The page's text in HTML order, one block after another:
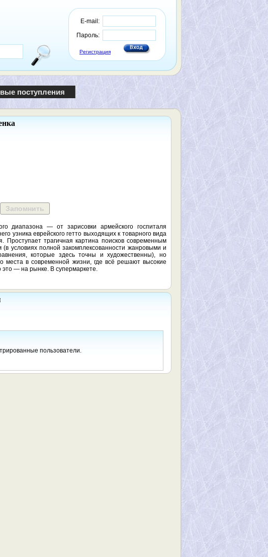
E-mail:
Пароль:
Регистрация
поступления
Запомнить
диапазона — от зарисовки армейского госпиталя
узника еврейского гетто выходящих к товарного вида
трагичная картина поисков современным
условиях полной закомплексованности жанровыми и
которые здесь точны и художественны), но
в современной жизни, где всё решают высокие
— на рынке. В супермаркете.
пользователи.